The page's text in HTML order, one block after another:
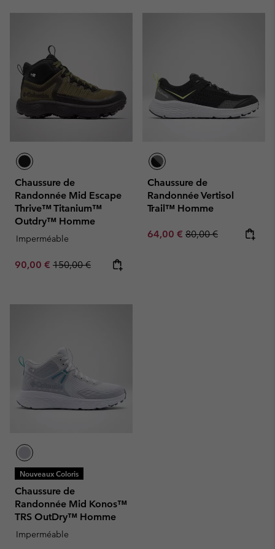
Chaussure de
Randonnée Mid Escape
Thrive™ Titanium™
Outdry™ Homme
Imperméable
Sale price:
90,00 € Regular price:
150,00 €
Chaussure de
Randonnée Vertisol
Trail™ Homme
Sale price:
64,00 € Regular price:
80,00 €
Nouveaux Coloris
Chaussure de
Randonnée Mid Konos™
TRS OutDry™ Homme
Imperméable